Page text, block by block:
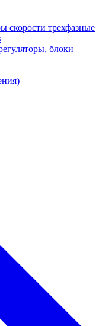
скорости трехфазные
блоки